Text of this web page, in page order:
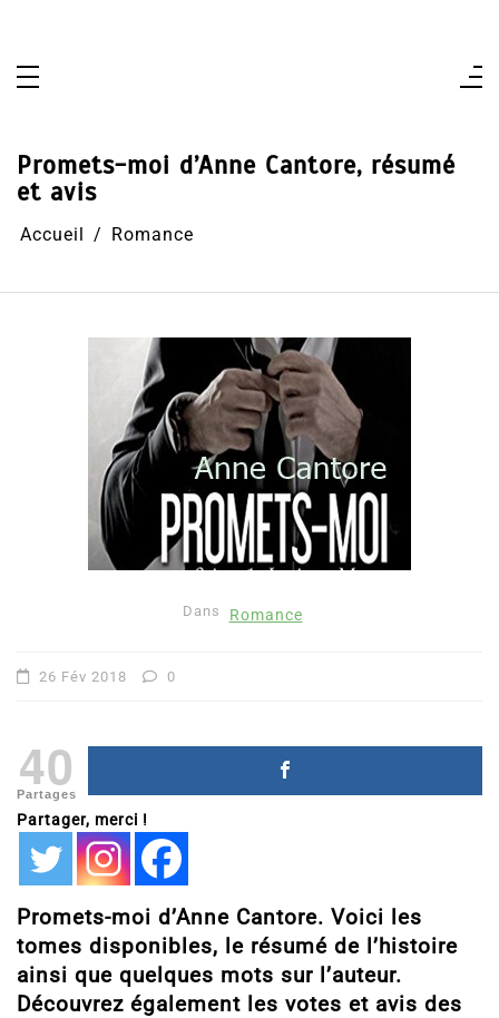
Promets-moi d’Anne Cantore, résumé
et avis
Accueil Romance
Dans Romance
26 Fév 2018 0
40
Partages
Partager, merci !
Promets-moi d’Anne Cantore. Voici les
tomes disponibles, le résumé de l’histoire
ainsi que quelques mots sur l’auteur.
Découvrez également les votes et avis des